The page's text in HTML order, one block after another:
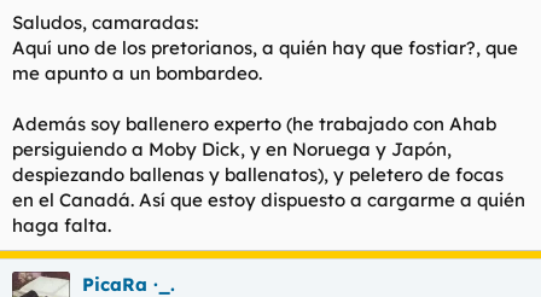
Saludos, camaradas:
Aquí uno de los pretorianos, a quién hay que fostiar?, que
me apunto a un bombardeo.
Además soy ballenero experto (he trabajado con Ahab
persiguiendo a Moby Dick, y en Noruega y Japón,
despiezando ballenas y ballenatos), y peletero de focas
en el Canadá. Así que estoy dispuesto a cargarme a quién
haga falta.
PicaRa ·_.